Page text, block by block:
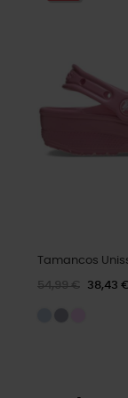
Tamancos
54,99 € 38,43